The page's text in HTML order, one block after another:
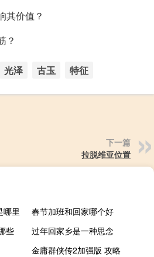
其价值？
？
光泽 古玉 特征
下一篇
拉脱维亚位置
哪里
春节加班和回家哪个好
些
过年回家乡是一种思念
金庸群侠传2加强版 攻略